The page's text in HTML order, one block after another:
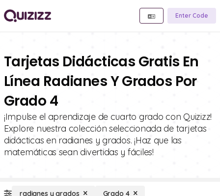
Enter Code
Tarjetas Didácticas Gratis En
Línea Radianes Y Grados Por
Grado 4
¡Impulse el aprendizaje de cuarto grado con Quizizz!
Explore nuestra colección seleccionada de tarjetas
didácticas en radianes y grados. ¡Haz que las
matemáticas sean divertidas y fáciles!
radianes y grados Grado 4